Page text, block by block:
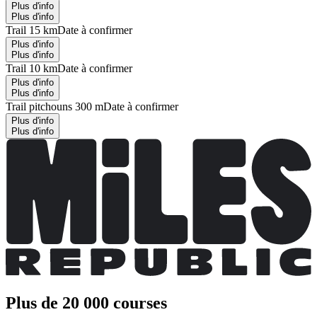
Plus d'info
Plus d'info
Trail 15 kmDate à confirmer
Plus d'info
Plus d'info
Trail 10 kmDate à confirmer
Plus d'info
Plus d'info
Trail pitchouns 300 mDate à confirmer
Plus d'info
Plus d'info
Plus de 20 000 courses